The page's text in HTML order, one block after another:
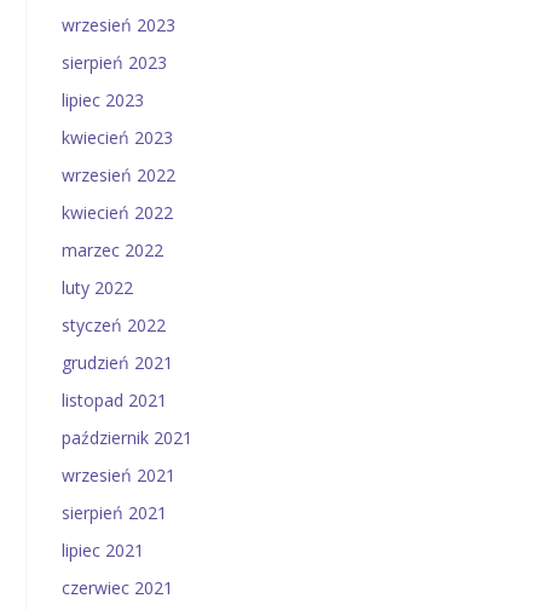
wrzesień 2023
sierpień 2023
lipiec 2023
kwiecień 2023
wrzesień 2022
kwiecień 2022
marzec 2022
luty 2022
styczeń 2022
grudzień 2021
listopad 2021
październik 2021
wrzesień 2021
sierpień 2021
lipiec 2021
czerwiec 2021